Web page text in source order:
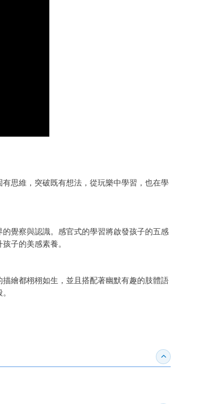
思維，突破既有想法，從玩樂中學習，也在學
覺察與認識。感官式的學習將啟發孩子的五感
子的美感素養。
繪都栩栩如生，並且搭配著幽默有趣的肢體語
收合得獎紀錄